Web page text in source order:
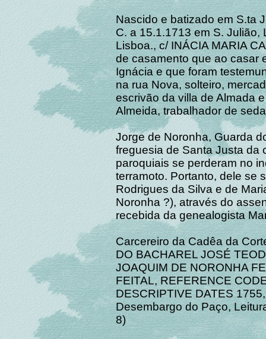
Nascido e batizado em S.ta
C. a 15.1.1713 em S. Julião,
Lisboa., c/ INÁCIA MARIA
de casamento que ao casar
Ignácia e que foram
na rua Nova, solteiro,
escrivão da villa de Almada
Almeida, trabalhador de
Jorge de Noronha, Guarda
freguesia de Santa Justa da
paroquiais se perderam no
terramoto. Portanto, dele se
Rodrigues da Silva e de
Noronha ?), através do
recebida da genealogista
Carcereiro da Cadêa da
DO BACHAREL JOSÉ
JOAQUIM DE NORONHA
FEITAL, REFERENCE
DESCRIPTIVE DATES
Desembargo do Paço,
8)